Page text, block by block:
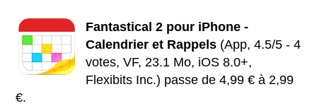
Fantastical 2 pour iPhone -
Calendrier et Rappels (App, 4.5/5 - 4
votes, VF, 23.1 Mo, iOS 8.0+,
Flexibits Inc.) passe de 4,99 € à 2,99
€.